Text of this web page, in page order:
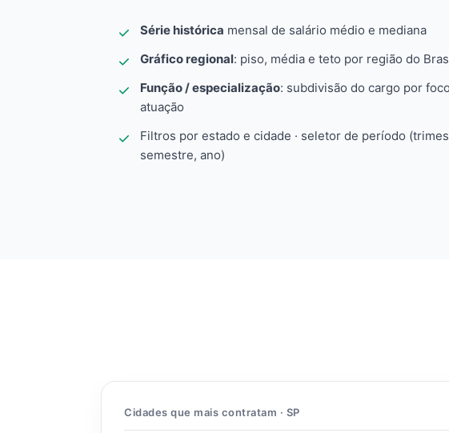
Série histórica mensal de salário médio e mediana
Gráfico regional: piso, média e teto por região do
Função / especialização: subdivisão do cargo por
atuação
Filtros por estado e cidade · seletor de período
semestre, ano)
Cidades que mais contratam · SP